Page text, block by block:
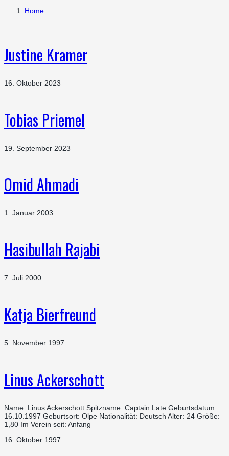
Home
Justine Kramer
16. Oktober 2023
Tobias Priemel
19. September 2023
Omid Ahmadi
1. Januar 2003
Hasibullah Rajabi
7. Juli 2000
Katja Bierfreund
5. November 1997
Linus Ackerschott
Name: Linus Ackerschott Spitzname: Captain Late Geburtsdatum:
16.10.1997 Geburtsort: Olpe Nationalität: Deutsch Alter: 24 Größe:
1,80 Im Verein seit: Anfang
16. Oktober 1997